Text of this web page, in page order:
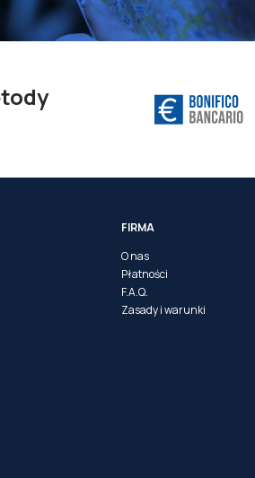
FIRMA
O nas
Płatności
F.A.Q.
Zasady i warunki